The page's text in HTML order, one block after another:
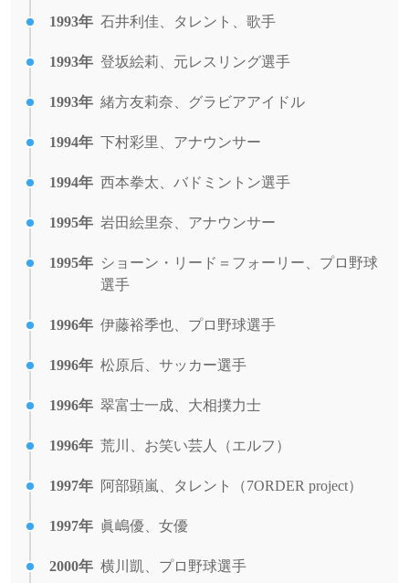
1993年 石井利佳、タレント、歌手
1993年 登坂絵莉、元レスリング選手
1993年 緒方友莉奈、グラビアアイドル
1994年 下村彩里、アナウンサー
1994年 西本拳太、バドミントン選手
1995年 岩田絵里奈、アナウンサー
1995年 ショーン・リード＝フォーリー、プロ野球
選手
1996年 伊藤裕季也、プロ野球選手
1996年 松原后、サッカー選手
1996年 翠富士一成、大相撲力士
1996年 荒川、お笑い芸人（エルフ）
1997年 阿部顕嵐、タレント（7ORDER project）
1997年 眞嶋優、女優
2000年 横川凱、プロ野球選手